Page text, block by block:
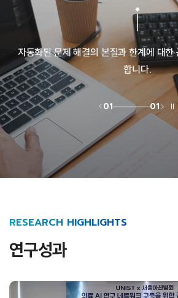
자동화된 문제 해결의 본질과 한계에 대
합니다.
01 01
RESEARCH HIGHLIGHTS
연구성과